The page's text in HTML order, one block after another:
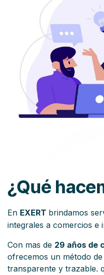
¿Qué
En EXERT brindamos
integrales a comercios e
Con mas de 29 años de
ofrecemos un método
transparente y trazable.